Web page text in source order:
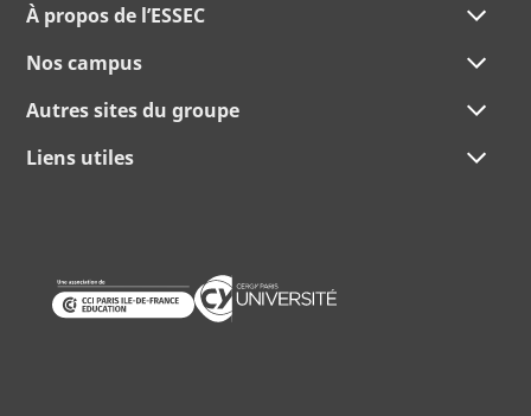
À propos de l’ESSEC
Nos campus
Autres sites du groupe
Liens utiles